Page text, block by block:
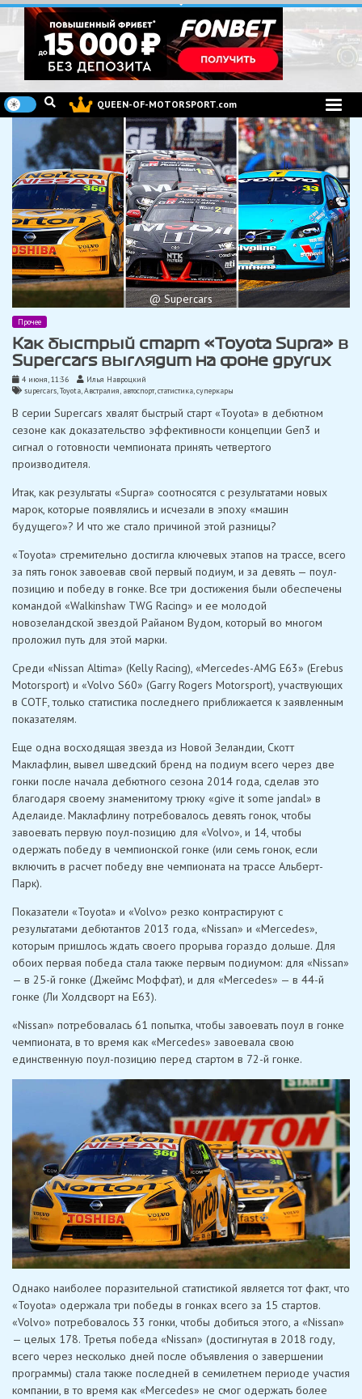
Перейти
к
содержимому
QUEEN-OF-MOTORSPORT.com
@ Supercars
Прочее
Как быстрый старт «Toyota Supra» в
Supercars выглядит на фоне других
4 июня, 11:36
Илья Навроцкий
supercars,Toyota,Австралия, автоспорт,статистика,суперкары
В серии Supercars хвалят быстрый старт «Toyota» в дебютном
сезоне как доказательство эффективности концепции Gen3 и
сигнал о готовности чемпионата принять четвертого
производителя.
Итак, как результаты «Supra» соотносятся с результатами новых
марок, которые появлялись и исчезали в эпоху «машин
будущего»? И что же стало причиной этой разницы?
«Toyota» стремительно достигла ключевых этапов на трассе, всего
за пять гонок завоевав свой первый подиум, и за девять — поул-
позицию и победу в гонке. Все три достижения были обеспечены
командой «Walkinshaw TWG Racing» и ее молодой
новозеландской звездой Райаном Вудом, который во многом
проложил путь для этой марки.
Среди «Nissan Altima» (Kelly Racing), «Mercedes-AMG E63» (Erebus
Motorsport) и «Volvo S60» (Garry Rogers Motorsport), участвующих
в COTF, только статистика последнего приближается к заявленным
показателям.
Еще одна восходящая звезда из Новой Зеландии, Скотт
Маклафлин, вывел шведский бренд на подиум всего через две
гонки после начала дебютного сезона 2014 года, сделав это
благодаря своему знаменитому трюку «give it some jandal» в
Аделаиде. Маклафлину потребовалось девять гонок, чтобы
завоевать первую поул-позицию для «Volvo», и 14, чтобы
одержать победу в чемпионской гонке (или семь гонок, если
включить в расчет победу вне чемпионата на трассе Альберт-
Парк).
Показатели «Toyota» и «Volvo» резко контрастируют с
результатами дебютантов 2013 года, «Nissan» и «Mercedes»,
которым пришлось ждать своего прорыва гораздо дольше. Для
обоих первая победа стала также первым подиумом: для «Nissan»
— в 25-й гонке (Джеймс Моффат), и для «Mercedes» — в 44-й
гонке (Ли Холдсворт на E63).
«Nissan» потребовалась 61 попытка, чтобы завоевать поул в гонке
чемпионата, в то время как «Mercedes» завоевала свою
единственную поул-позицию перед стартом в 72-й гонке.
Однако наиболее поразительной статистикой является тот факт, что
«Toyota» одержала три победы в гонках всего за 15 стартов.
«Volvo» потребовалось 33 гонки, чтобы добиться этого, а «Nissan»
— целых 178. Третья победа «Nissan» (достигнутая в 2018 году,
всего через несколько дней после объявления о завершении
программы) стала также последней в семилетнем периоде участия
компании, в то время как «Mercedes» не смог одержать более